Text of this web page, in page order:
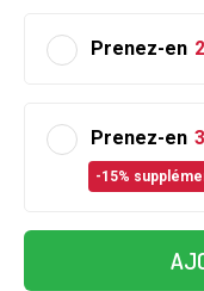
Prenez-en 2
Prenez-en 3
-15%